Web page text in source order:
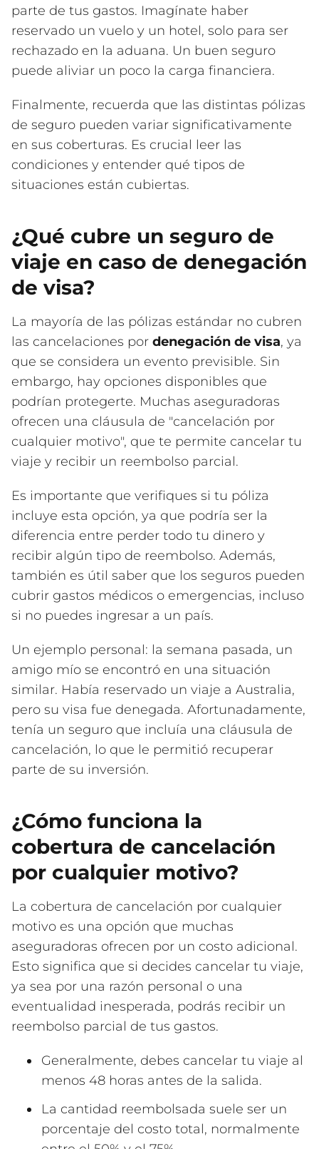
parte de tus gastos. Imagínate haber
reservado un vuelo y un hotel, solo para ser
rechazado en la aduana. Un buen seguro
puede aliviar un poco la carga financiera.
Finalmente, recuerda que las distintas pólizas
de seguro pueden variar significativamente
en sus coberturas. Es crucial leer las
condiciones y entender qué tipos de
situaciones están cubiertas.
¿Qué cubre un seguro de
viaje en caso de denegación
de visa?
La mayoría de las pólizas estándar no cubren
las cancelaciones por denegación de visa, ya
que se considera un evento previsible. Sin
embargo, hay opciones disponibles que
podrían protegerte. Muchas aseguradoras
ofrecen una cláusula de "cancelación por
cualquier motivo", que te permite cancelar tu
viaje y recibir un reembolso parcial.
Es importante que verifiques si tu póliza
incluye esta opción, ya que podría ser la
diferencia entre perder todo tu dinero y
recibir algún tipo de reembolso. Además,
también es útil saber que los seguros pueden
cubrir gastos médicos o emergencias, incluso
si no puedes ingresar a un país.
Un ejemplo personal: la semana pasada, un
amigo mío se encontró en una situación
similar. Había reservado un viaje a Australia,
pero su visa fue denegada. Afortunadamente,
tenía un seguro que incluía una cláusula de
cancelación, lo que le permitió recuperar
parte de su inversión.
¿Cómo funciona la
cobertura de cancelación
por cualquier motivo?
La cobertura de cancelación por cualquier
motivo es una opción que muchas
aseguradoras ofrecen por un costo adicional.
Esto significa que si decides cancelar tu viaje,
ya sea por una razón personal o una
eventualidad inesperada, podrás recibir un
reembolso parcial de tus gastos.
Generalmente, debes cancelar tu viaje al
menos 48 horas antes de la salida.
La cantidad reembolsada suele ser un
porcentaje del costo total, normalmente